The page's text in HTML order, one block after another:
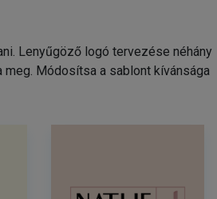
Lenyűgöző logó tervezése néhány
Módosítsa a sablont kívánsága